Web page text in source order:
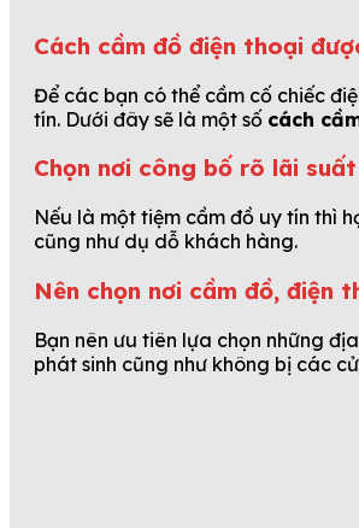
Cách cầm đồ điện thoại
Để các bạn có thể cầm cố chiếc
tín. Dưới đây sẽ là một số cách
Chọn nơi công bố rõ lãi
Nếu là một tiệm cầm đồ uy tín thì
cũng như dụ dỗ khách hàng.
Nên chọn nơi cầm đồ, điện
Bạn nên ưu tiên lựa chọn những
phát sinh cũng như không bị các